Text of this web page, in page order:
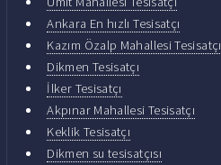
Ankara En hızlı Tesisatçı
Kazım Özalp Mahallesi Tesisatçı
Dikmen Tesisatçı
İlker Tesisatçı
Akpınar Mahallesi Tesisatçı
Keklik Tesisatçı
Dikmen su tesisatçısı